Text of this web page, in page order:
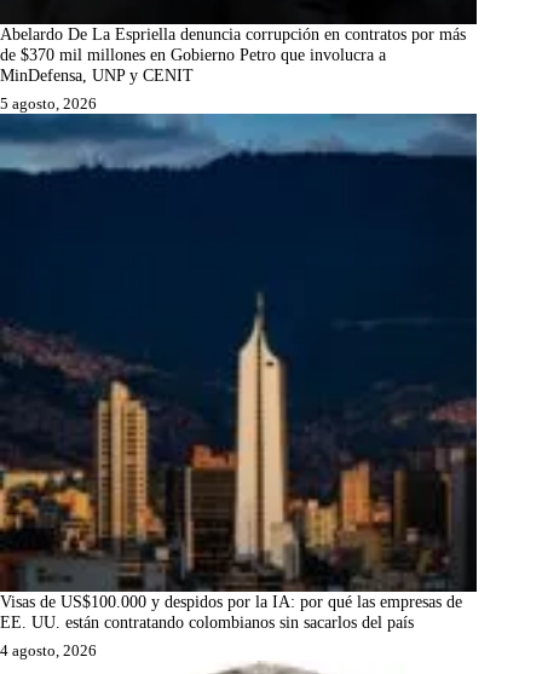
Abelardo De La Espriella denuncia corrupción en contratos por más
de $370 mil millones en Gobierno Petro que involucra a
MinDefensa, UNP y CENIT
5 agosto, 2026
Visas de US$100.000 y despidos por la IA: por qué las empresas de
EE. UU. están contratando colombianos sin sacarlos del país
4 agosto, 2026